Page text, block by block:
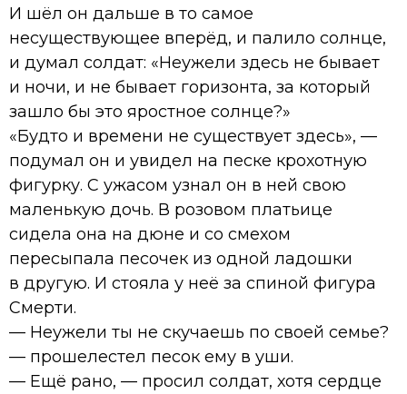
И шёл он дальше в то самое
несуществующее вперёд, и палило солнце,
и думал солдат: «Неужели здесь не бывает
и ночи, и не бывает горизонта, за который
зашло бы это яростное солнце?»
«Будто и времени не существует здесь», —
подумал он и увидел на песке крохотную
фигурку. С ужасом узнал он в ней свою
маленькую дочь. В розовом платьице
сидела она на дюне и со смехом
пересыпала песочек из одной ладошки
в другую. И стояла у неё за спиной фигура
Смерти.
— Неужели ты не скучаешь по своей семье?
— прошелестел песок ему в уши.
— Ещё рано, — просил солдат, хотя сердце